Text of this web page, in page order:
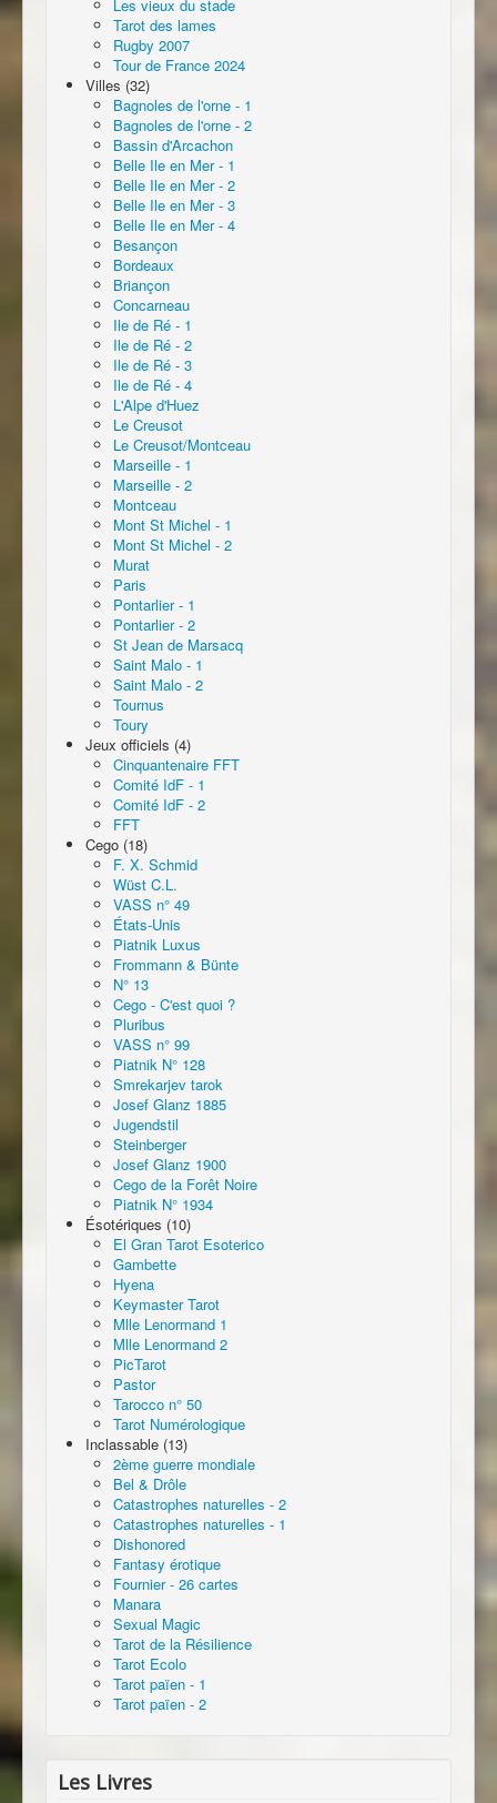
Les vieux du stade
Tarot des lames
Rugby 2007
Tour de France 2024
Villes (32)
Bagnoles de l'orne - 1
Bagnoles de l'orne - 2
Bassin d'Arcachon
Belle Ile en Mer - 1
Belle Ile en Mer - 2
Belle Ile en Mer - 3
Belle Ile en Mer - 4
Besançon
Bordeaux
Briançon
Concarneau
Ile de Ré - 1
Ile de Ré - 2
Ile de Ré - 3
Ile de Ré - 4
L'Alpe d'Huez
Le Creusot
Le Creusot/Montceau
Marseille - 1
Marseille - 2
Montceau
Mont St Michel - 1
Mont St Michel - 2
Murat
Paris
Pontarlier - 1
Pontarlier - 2
St Jean de Marsacq
Saint Malo - 1
Saint Malo - 2
Tournus
Toury
Jeux officiels (4)
Cinquantenaire FFT
Comité IdF - 1
Comité IdF - 2
FFT
Cego (18)
F. X. Schmid
Wüst C.L.
VASS n° 49
États-Unis
Piatnik Luxus
Frommann & Bünte
N° 13
Cego - C'est quoi ?
Pluribus
VASS n° 99
Piatnik N° 128
Smrekarjev tarok
Josef Glanz 1885
Jugendstil
Steinberger
Josef Glanz 1900
Cego de la Forêt Noire
Piatnik N° 1934
Ésotériques (10)
El Gran Tarot Esoterico
Gambette
Hyena
Keymaster Tarot
Mlle Lenormand 1
Mlle Lenormand 2
PicTarot
Pastor
Tarocco n° 50
Tarot Numérologique
Inclassable (13)
2ème guerre mondiale
Bel & Drôle
Catastrophes naturelles - 2
Catastrophes naturelles - 1
Dishonored
Fantasy érotique
Fournier - 26 cartes
Manara
Sexual Magic
Tarot de la Résilience
Tarot Ecolo
Tarot païen - 1
Tarot païen - 2
Les Livres